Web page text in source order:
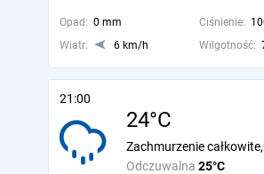
Opad: 0 mm Ciśnienie:
Wiatr:
6 km/h Wilgotność:
21:00
24°C
Odczuwalna 25°C
Zachmurzenie